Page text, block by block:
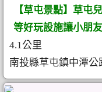
【草屯景點】草屯
等好玩設施讓小朋
4.1公里
南投縣草屯鎮中潭